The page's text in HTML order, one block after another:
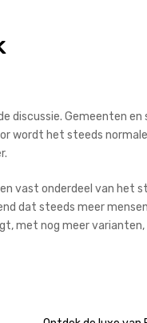
discussie. Gemeenten en
wordt het steeds
vast onderdeel van het
dat steeds meer
met nog meer